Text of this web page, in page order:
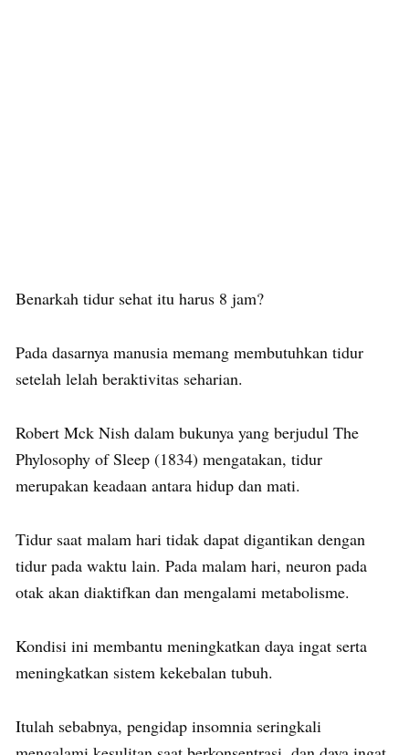
Benarkah tidur sehat itu harus 8 jam?
Pada dasarnya manusia memang membutuhkan tidur
setelah lelah beraktivitas seharian.
Robert Mck Nish dalam bukunya yang berjudul The
Phylosophy of Sleep (1834) mengatakan, tidur
merupakan keadaan antara hidup dan mati.
Tidur saat malam hari tidak dapat digantikan dengan
tidur pada waktu lain. Pada malam hari, neuron pada
otak akan diaktifkan dan mengalami metabolisme.
Kondisi ini membantu meningkatkan daya ingat serta
meningkatkan sistem kekebalan tubuh.
Itulah sebabnya, pengidap insomnia seringkali